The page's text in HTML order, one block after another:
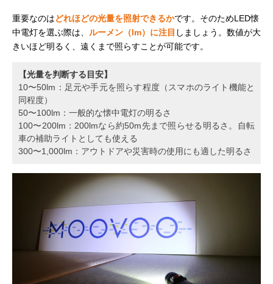
重要なのはどれほどの光量を照射できるかです。そのためLED懐
中電灯を選ぶ際は、 ルーメン（lm）に注目 しましょう。数値が大
きいほど明るく、遠くまで照らすことが可能です。
【光量を判断する目安】
10〜50lm：足元や手元を照らす程度（スマホのライト機能と
同程度）
50〜100lm：一般的な懐中電灯の明るさ
100〜200lm：200lmなら約50m先まで照らせる明るさ。自転
車の補助ライトとしても使える
300〜1,000lm：アウトドアや災害時の使用にも適した明るさ